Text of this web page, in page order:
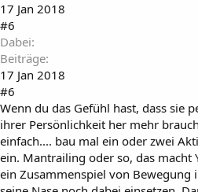
17 Jan 2018
#6
Dabei
Beiträge
17 Jan 2018
#6
Wenn du das Gefühl hast, dass sie
ihrer Persönlichkeit her mehr
einfach.... bau mal ein oder zwei
ein. Mantrailing oder so, das macht
ein Zusammenspiel von Bewegung